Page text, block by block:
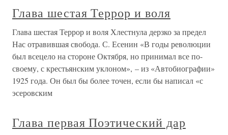
Глава шестая Террор и воля
Глава шестая Террор и воля Хлестнула дерзко за предел
Нас отравившая свобода. С. Есенин «В годы революции
был всецело на стороне Октября, но принимал все по-
своему, с крестьянским уклоном», – из «Автобиографии»
1925 года. Он был бы более точен, если бы написал «с
эсеровским
Глава первая Поэтический дар